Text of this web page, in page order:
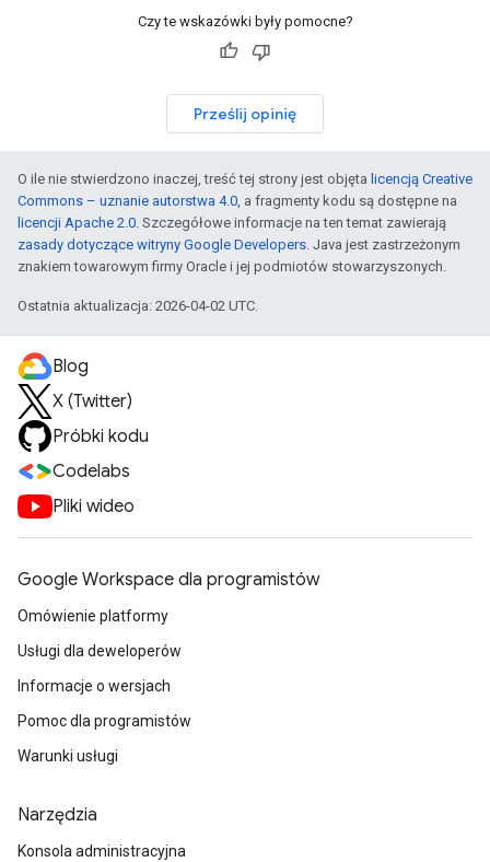
Czy te wskazówki były pomocne?
Prześlij opinię
O ile nie stwierdzono inaczej, treść tej strony jest objęta licencją Creative
Commons – uznanie autorstwa 4.0, a fragmenty kodu są dostępne na
licencji Apache 2.0. Szczegółowe informacje na ten temat zawierają
zasady dotyczące witryny Google Developers. Java jest zastrzeżonym
znakiem towarowym firmy Oracle i jej podmiotów stowarzyszonych.
Ostatnia aktualizacja: 2026-04-02 UTC.
Blog
X (Twitter)
Próbki kodu
Codelabs
Pliki wideo
Google Workspace dla programistów
Omówienie platformy
Usługi dla deweloperów
Informacje o wersjach
Pomoc dla programistów
Warunki usługi
Narzędzia
Konsola administracyjna